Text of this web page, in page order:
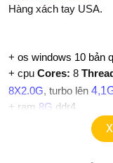
Hàng xách tay USA.
+ os windows 10 bản
+ cpu Cores: 8
8X2.0G, turbo lên
+ ram 8G ddr4.
15,6in IPS Full